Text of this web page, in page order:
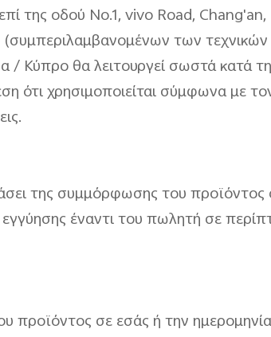
της οδού No.1, vivo Road,
(συμπεριλαμβανομένων των
Κύπρο θα λειτουργεί σωστά κατά τη
ότι χρησιμοποιείται σύμφωνα με
της συμμόρφωσης του
έναντι του πωλητή σε
προϊόντος σε εσάς ή την